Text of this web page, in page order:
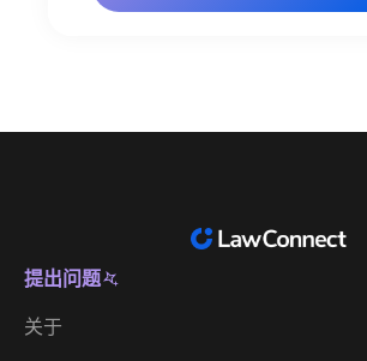
提出问题
关于
简体中文